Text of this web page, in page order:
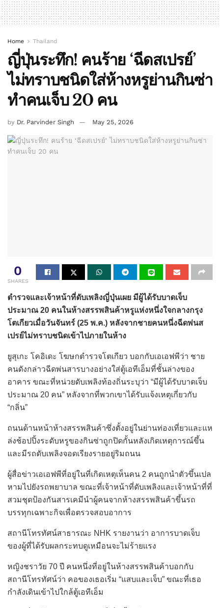
Home Thailand
ญี่ปุ่นระทึก! คนร้าย ‘ฉีดสเปรย์’
ไม่ทราบชนิดใส่ห้างหรูย่านกินซ่า
ทำคนเจ็บ 20 คน
by Dr. Parvinder Singh May 25, 2026
0
SHARES
ตำรวจและเจ้าหน้าที่ดับเพลิงญี่ปุ่นเผย มีผู้ได้รับบาดเจ็บ
ประมาณ 20 คนในห้างสรรพสินค้าหรูแห่งหนึ่งใจกลางกรุง
โตเกียวเมื่อวันจันทร์ (25 พ.ค.) หลังจากชายคนหนึ่งฉีดพ่นส
เปรย์ไม่ทราบชนิดเข้าไปภายในห้าง
ยูสุเกะ โคอิเดะ โฆษกตำรวจโตเกียว บอกกับเอเอฟพีว่า ชาย
คนดังกล่าวฉีดพ่นสารบางอย่างใส่ตู้เอทีเอ็มที่ชั้นล่างของ
อาคาร ขณะที่หน่วยดับเพลิงท้องถิ่นระบุว่า “มีผู้ได้รับบาดเจ็บ
ประมาณ 20 คน” หลังจากที่พวกเขาได้รับแจ้งเหตุเกี่ยวกับ
“กลิ่น”
ถนนด้านหน้าห้างสรรพสินค้าซึ่งตั้งอยู่ในย่านท่องเที่ยวและแห
ล่งช้อปปิ้งระดับหรูของกินซ่าถูกปิดกั้นหลังเกิดเหตุการณ์ขึ้น
และมีรถดับเพลิงจอดเรียงรายอยู่ริมถนน
ผู้สื่อข่าวเอเอฟพีที่อยู่ในที่เกิดเหตุเห็นคน 2 คนถูกนำตัวขึ้นเปล
หามไปยังรถพยาบาล ขณะที่เจ้าหน้าที่ดับเพลิงและเจ้าหน้าที่ที่
สวมชุดป้องกันสารเคมีนำผู้คนจากห้างสรรพสินค้าขึ้นรถ
บรรทุกเฉพาะกิจเพื่อตรวจสอบอาการ
สถานีโทรทัศน์สาธารณะ NHK รายงานว่า อาการบาดเจ็บ
ของผู้ที่ได้รับผลกระทบดูเหมือนจะไม่ร้ายแรง
หญิงชราวัย 70 ปี คนหนึ่งที่อยู่ในห้างสรรพสินค้าบอกกับ
สถานีโทรทัศน์ว่า คอของเธอเริ่ม “แสบและเจ็บ” ขณะที่เธอ
กำลังเดินเข้าไปใกล้ตู้เอทีเอ็ม